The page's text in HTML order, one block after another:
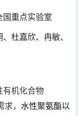
国重点实验室
杜嘉欣、冉敏、
有机化合物
， 水性聚氨酯以